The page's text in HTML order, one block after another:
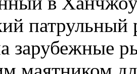
патрульный
зарубежные